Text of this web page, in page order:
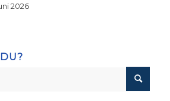
2026